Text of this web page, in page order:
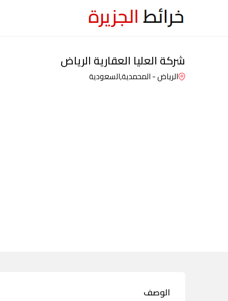
شركة العليا العقارية الرياض
الرياض - المحمدية,السعودية
الوصف